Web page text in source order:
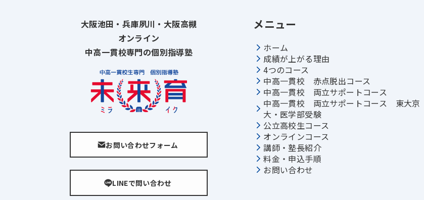
大阪池田・兵庫夙川・大阪高槻
オンライン
中高一貫校専門の個別指導塾
お問い合わせフォーム
LINEで問い合わせ
メニュー
ホーム
成績が上がる理由
4つのコース
中高一貫校 赤点脱出コース
中高一貫校 両立サポートコース
中高一貫校 両立サポートコース 東大京
大・医学部受験
公立高校生コース
オンラインコース
講師・塾長紹介
料金・申込手順
お問い合わせ